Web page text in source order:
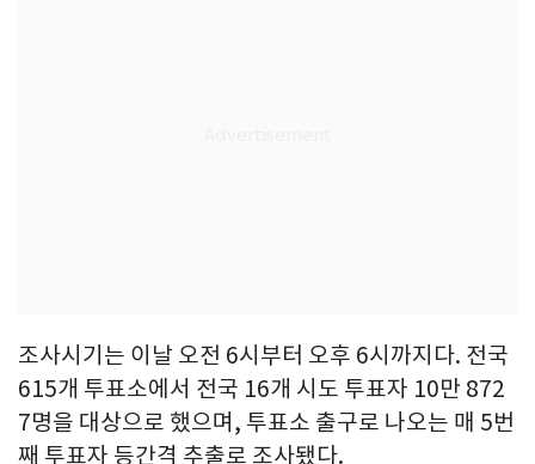
조사시기는 이날 오전 6시부터 오후 6시까지다. 전국
615개 투표소에서 전국 16개 시도 투표자 10만 872
7명을 대상으로 했으며, 투표소 출구로 나오는 매 5번
째 투표자 등간격 추출로 조사됐다.